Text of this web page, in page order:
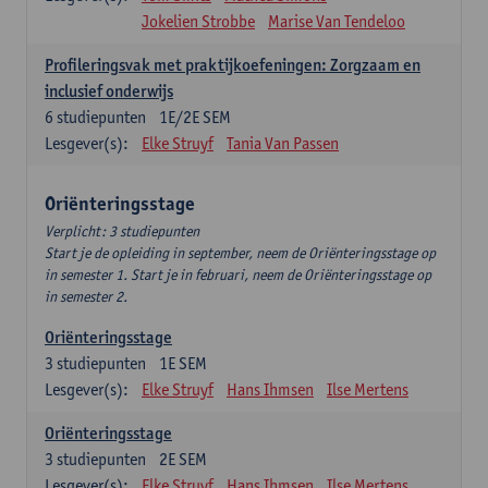
Jokelien Strobbe
Marise Van Tendeloo
Profileringsvak met praktijkoefeningen: Zorgzaam en
inclusief onderwijs
1E/2E SEM
6 studiepunten
Lesgever(s):
Elke Struyf Tania Van Passen
Oriënteringsstage
Verplicht: 3 studiepunten
Start je de opleiding in september, neem de Oriënteringsstage op
in semester 1. Start je in februari, neem de Oriënteringsstage op
in semester 2.
Oriënteringsstage
1E SEM
3 studiepunten
Lesgever(s):
Elke Struyf Hans Ihmsen Ilse Mertens
Oriënteringsstage
2E SEM
3 studiepunten